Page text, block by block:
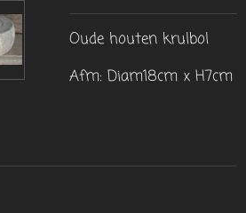
Oude houten krulbol
Afm: Diam18cm x H7cm